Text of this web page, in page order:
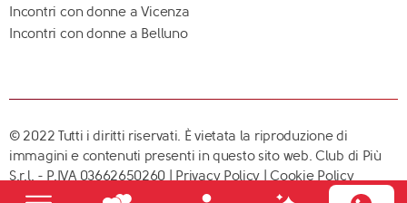
Incontri con donne a Vicenza
Incontri con donne a Belluno
© 2022 Tutti i diritti riservati. È vietata la riproduzione di
immagini e contenuti presenti in questo sito web. Club di Più
S.r.l. - P.IVA 03662650260 | Privacy Policy |Cookie Policy